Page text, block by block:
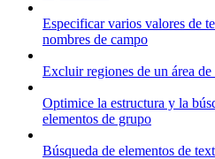
Especificar varios valores de
nombres de campo
Excluir regiones de un área de
Optimice la estructura y la
elementos de grupo
Búsqueda de elementos de